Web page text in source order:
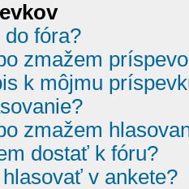
fóra?
zmažem
k môjmu
zmažem
dostať k fóru?
v ankete?